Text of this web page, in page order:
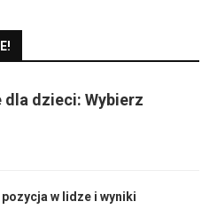
dzieci: Wybierz
w lidze i wyniki